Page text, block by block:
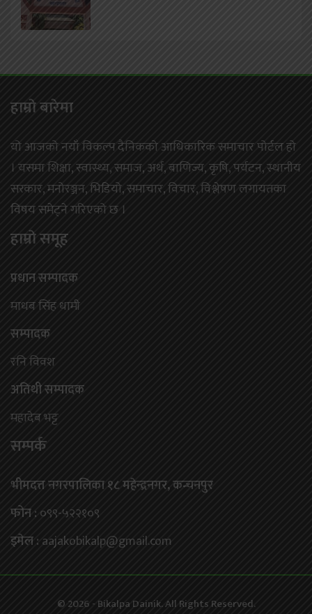
हाम्राे बारेमा
यो आजको नयाँ विकल्प दैनिकको आधिकारिक समाचार पोर्टल हो
। यसमा शिक्षा, स्वास्थ्य, समाज, अर्थ, बाणिज्य, कृषि, पर्यटन, स्थानीय
सरकार, मनोरञ्जन, भिडियो, समाचार, विचार, विश्लेषण लगायतका
विषय समेट्ने गरिएको छ ।
हाम्राे समूह
प्रधान सम्पादक
माधब सिंह धामी
सम्पादक
रनि विवश
अतिथी सम्पादक
महादेब भट्ट
सम्पर्क
भीमदत्त नगरपालिका १८ महेन्द्रनगर, कन्चनपुर
फोन : ०९९-५२२१०९
इमेल : aajakobikalp@gmail.com
© 2026 - Bikalpa Dainik. All Rights Reserved.